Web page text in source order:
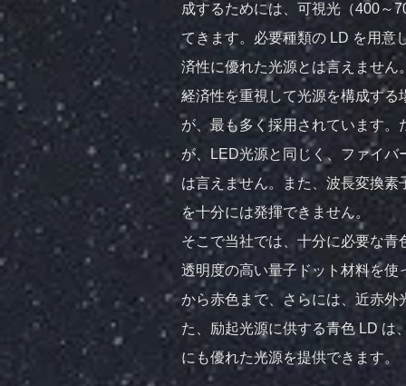
成するためには、可視光（400～
てきます。必要種類の LD を用意
済性に優れた光源とは言えません
経済性を重視して光源を構成す
が、最も多く採用されています
が、LED光源と同じく、ファイ
は言えません。また、波長変換
を十分には発揮できません。
そこで当社では、十分に必要な
透明度の高い量子ドット材料を
から赤色まで、さらには、近赤
た、励起光源に供する青色 LD は
にも優れた光源を提供できます。